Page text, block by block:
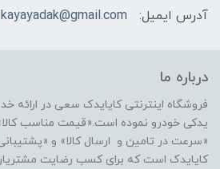
آدرس ایمیل:
kayayadak@gmail.com
درباره ما
فروشگاه اینترنتی کایایدک سعی در ارائه
یدکی خودرو نموده است.«قیمت مناسب
«سرعت در تامین و ارسال کالا» و
کایایدک است که برای کسب رضایت